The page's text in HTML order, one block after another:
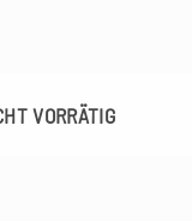
VORRÄTIG